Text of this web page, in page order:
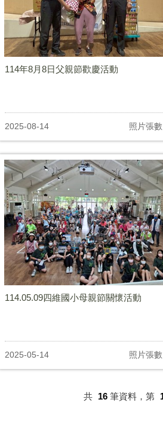
114年8月8日父親節歡慶活動
2025-08-14 照片張數
114.05.09四維國小母親節關懷活動
2025-05-14 照片張數
共 16 筆資料，第